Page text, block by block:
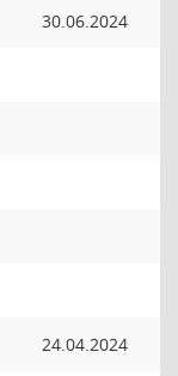
30.06.2024
24.04.2024